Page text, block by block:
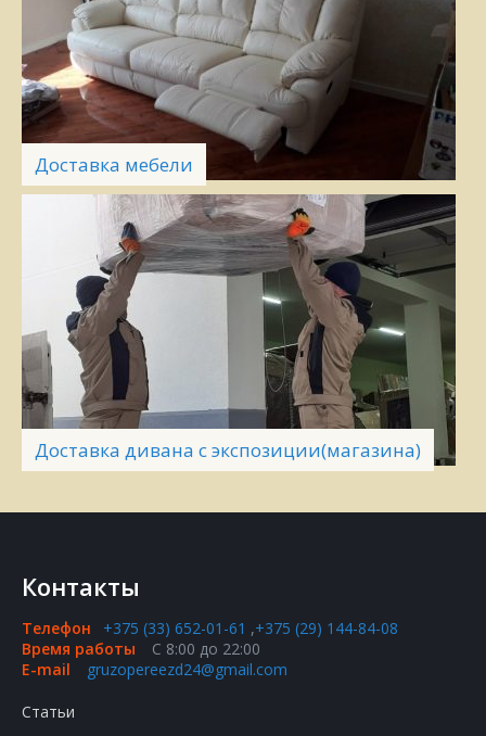
Доставка мебели
Доставка дивана с экспозиции(магазина)
Контакты
Телефон +375 (33) 652-01-61 ,+375 (29) 144-84-08
Время работы
С 8:00 до 22:00
E-mail
gruzopereezd24@gmail.com
Статьи